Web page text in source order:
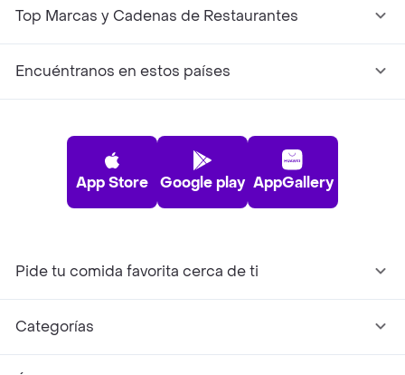
Top Marcas y Cadenas de Restaurantes
Encuéntranos en estos países
App Store Google play AppGallery
Pide tu comida favorita cerca de ti
Categorías